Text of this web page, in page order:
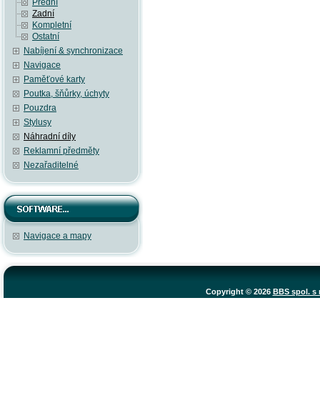
Přední
Zadní
Kompletní
Ostatní
Nabíjení & synchronizace
Navigace
Paměťové karty
Poutka, šňůrky, úchyty
Pouzdra
Stylusy
Náhradní díly
Reklamní předměty
Nezařaditelné
Navigace a mapy
Copyright © 2026 BBS spol. s